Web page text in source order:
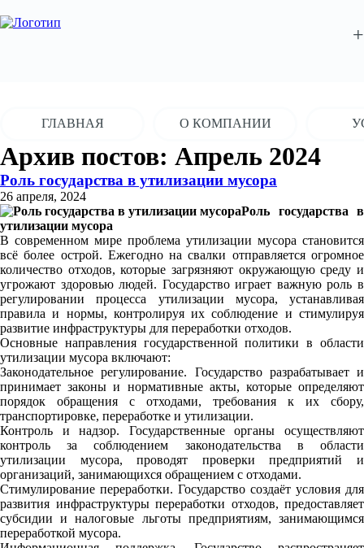
ГЛАВНАЯ О КОМПАНИИ
Архив постов: Апрель 2024
Роль государства в утилизации мусора
26 апреля, 2024
Роль государства в
утилизации мусора
В современном мире проблема утилизации мусора становится
всё более острой. Ежегодно на свалки отправляется огромное
количество отходов, которые загрязняют окружающую среду и
угрожают здоровью людей. Государство играет важную роль в
регулировании процесса утилизации мусора, устанавливая
правила и нормы, контролируя их соблюдение и стимулируя
развитие инфраструктуры для переработки отходов.
Основные направления государственной политики в области
утилизации мусора включают:
Законодательное регулирование. Государство разрабатывает и
принимает законы и нормативные акты, которые определяют
порядок обращения с отходами, требования к их сбору,
транспортировке, переработке и утилизации.
Контроль и надзор. Государственные органы осуществляют
контроль за соблюдением законодательства в области
утилизации мусора, проводят проверки предприятий и
организаций, занимающихся обращением с отходами.
Стимулирование переработки. Государство создаёт условия для
развития инфраструктуры переработки отходов, предоставляет
субсидии и налоговые льготы предприятиям, занимающимся
переработкой мусора.